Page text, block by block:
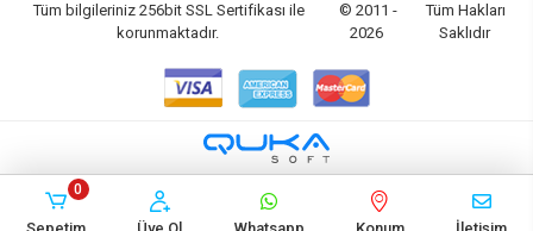
Tüm bilgileriniz 256bit SSL Sertifikası ile
korunmaktadır.
© 2011 -
2026
Tüm Hakları
Saklıdır
Sepetim
0
Üye Ol Whatsapp Konum İletişim